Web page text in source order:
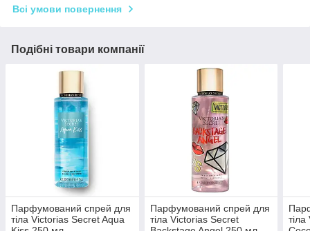
Всі умови повернення
Подібні товари компанії
Парфумований спрей для
тіла Victorias Secret Aqua
Парфумований спрей для
тіла Victorias Secret